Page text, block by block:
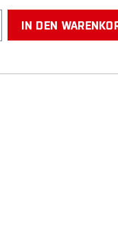
Gib den
IN DEN